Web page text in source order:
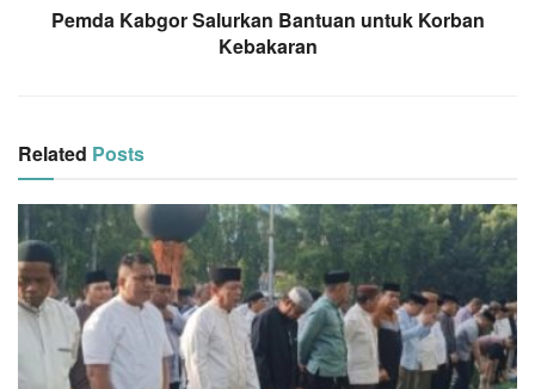
Pemda Kabgor Salurkan Bantuan untuk Korban
Kebakaran
Related Posts